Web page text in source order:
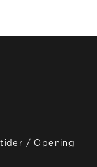
/ Opening